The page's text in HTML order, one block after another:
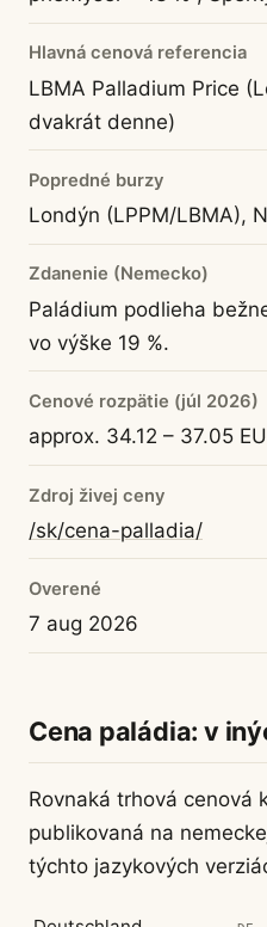
Hlavná cenová referencia
LBMA Palladium Price
dvakrát denne)
Popredné burzy
Londýn (LPPM/LBMA),
Zdanenie (Nemecko)
Paládium podlieha
vo výške 19 %.
Cenové rozpätie (júl 2026)
approx. 34.12 – 37.05
Zdroj živej ceny
/sk/cena-palladia/
Overené
7 aug 2026
Cena paládia: v
Rovnaká trhová cenová
publikovaná na
týchto jazykových